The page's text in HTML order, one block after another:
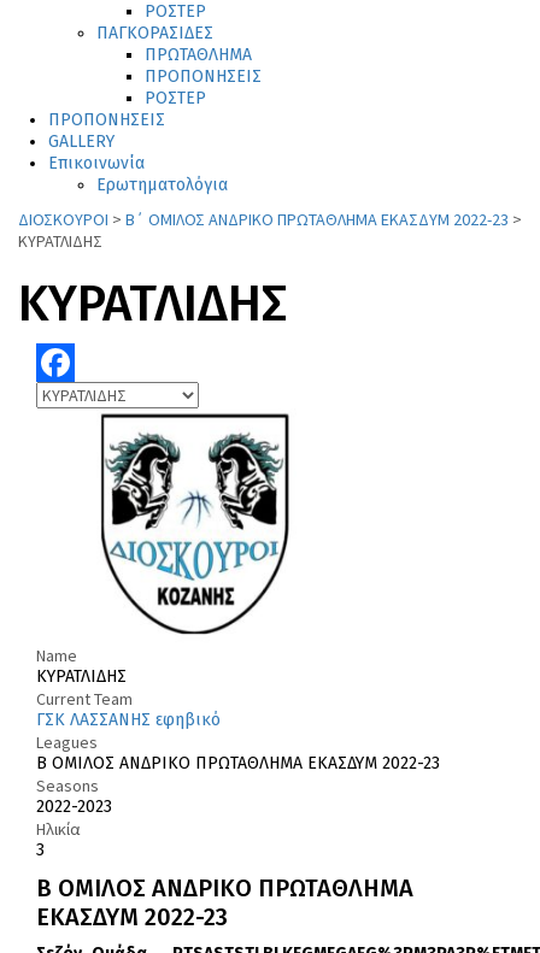
ΡΟΣΤΕΡ
ΠΑΓΚΟΡΑΣΙΔΕΣ
ΠΡΩΤΑΘΛΗΜΑ
ΠΡΟΠΟΝΗΣΕΙΣ
ΡΟΣΤΕΡ
ΠΡΟΠΟΝΗΣΕΙΣ
GALLERY
Επικοινωνία
Ερωτηματολόγια
ΔΙΟΣΚΟΥΡΟΙ > Β΄ ΟΜΙΛΟΣ ΑΝΔΡΙΚΟ ΠΡΩΤΑΘΛΗΜΑ ΕΚΑΣΔΥΜ 2022-23 >
ΚΥΡΑΤΛΙΔΗΣ
ΚΥΡΑΤΛΙΔΗΣ
Facebook
Name
ΚΥΡΑΤΛΙΔΗΣ
Current Team
ΓΣΚ ΛΑΣΣΑΝΗΣ εφηβικό
Leagues
Β΄ ΟΜΙΛΟΣ ΑΝΔΡΙΚΟ ΠΡΩΤΑΘΛΗΜΑ ΕΚΑΣΔΥΜ 2022-23
Seasons
2022-2023
Ηλικία
3
Β΄ ΟΜΙΛΟΣ ΑΝΔΡΙΚΟ ΠΡΩΤΑΘΛΗΜΑ
ΕΚΑΣΔΥΜ 2022-23